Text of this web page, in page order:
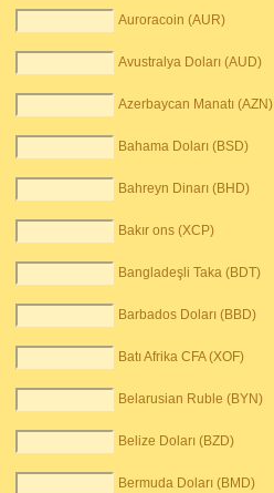
Auroracoin (AUR)
Avustralya Doları (AUD)
Azerbaycan Manatı (AZN)
Bahama Doları (BSD)
Bahreyn Dinarı (BHD)
Bakır ons (XCP)
Bangladeşli Taka (BDT)
Barbados Doları (BBD)
Batı Afrika CFA (XOF)
Belarusian Ruble (BYN)
Belize Doları (BZD)
Bermuda Doları (BMD)